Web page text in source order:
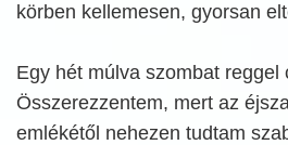
körben kellemesen, gyorsan
Egy hét múlva szombat reggel
Összerezzentem, mert az
emlékétől nehezen tudtam